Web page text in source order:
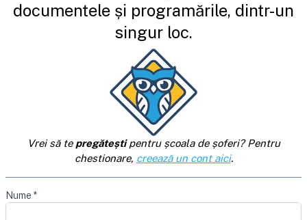
documentele și programările, dintr-un
singur loc.
Vrei să te pregăteștipentru școala de șoferi? Pentru
chestionare, creează un cont aici.
Nume *